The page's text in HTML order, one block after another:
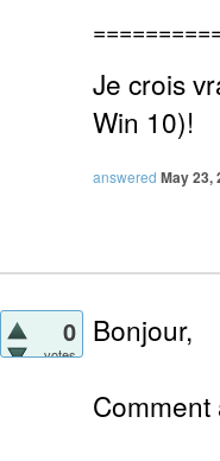
Je crois
Win 10)!
answered May 23,
0
votes
Bonjour,